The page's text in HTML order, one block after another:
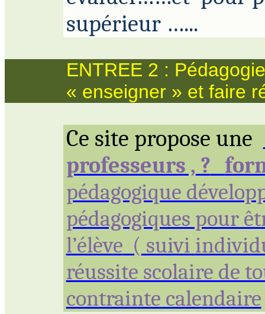
supérieur …...
ENTREE 2 :
« enseigner » et faire
Ce site propose une
professeurs , ?
pédagogique
pédagogiques pour
l’élève ( suivi
réussite scolaire de
contrainte calendaire